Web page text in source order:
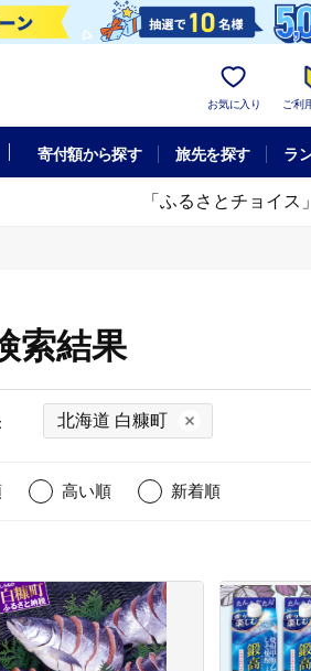
お気に入り ご利
寄付額から探す 旅先を探す ラ
「ふるさとチョイ
索結果
北海道 白糠町
高い順
新着順